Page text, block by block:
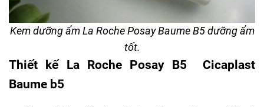
Kem dưỡng ẩm La Roche Posay Baume B5 dưỡng ẩm
tốt.
Thiết kế La Roche Posay B5
Cicaplast
Baume b5